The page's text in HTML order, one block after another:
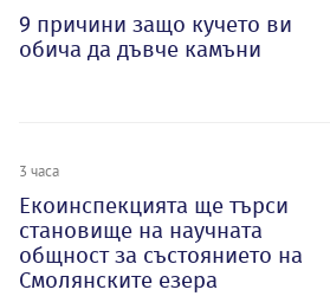
9 причини защо кучето ви
обича да дъвче камъни
3 часа
Екоинспекцията ще търси
становище на научната
общност за състоянието на
Смолянските езера